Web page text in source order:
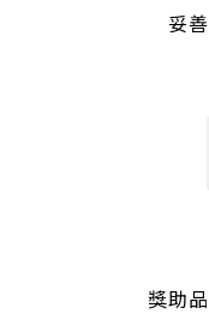
妥
獎助